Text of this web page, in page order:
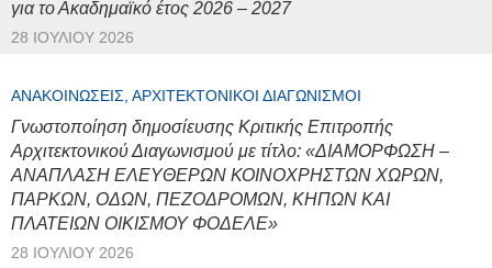
για το Ακαδημαϊκό έτος 2026 – 2027
28 ΙΟΥΛΊΟΥ 2026
ΑΝΑΚΟΙΝΏΣΕΙΣ, ΑΡΧΙΤΕΚΤΟΝΙΚΟΊ ΔΙΑΓΩΝΙΣΜΟΊ
Γνωστοποίηση δημοσίευσης Κριτικής Επιτροπής
Αρχιτεκτονικού Διαγωνισμού με τίτλο: «ΔΙΑΜΟΡΦΩΣΗ –
ΑΝΑΠΛΑΣΗ ΕΛΕΥΘΕΡΩΝ ΚΟΙΝΟΧΡΗΣΤΩΝ ΧΩΡΩΝ,
ΠΑΡΚΩΝ, ΟΔΩΝ, ΠΕΖΟΔΡΟΜΩΝ, ΚΗΠΩΝ ΚΑΙ
ΠΛΑΤΕΙΩΝ ΟΙΚΙΣΜΟΥ ΦΟΔΕΛΕ»
28 ΙΟΥΛΊΟΥ 2026